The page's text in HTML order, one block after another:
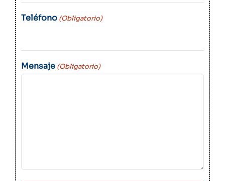
Teléfono (Obligatorio)
Mensaje (Obligatorio)